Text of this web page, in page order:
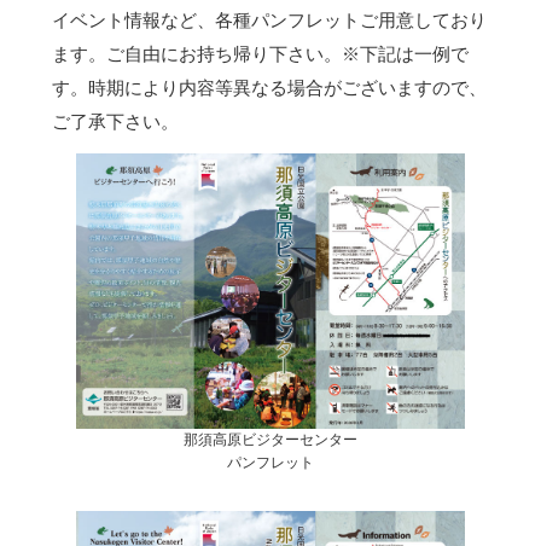
イベント情報など、各種パンフレットご用意しており
ます。ご自由にお持ち帰り下さい。
※下記は一例で
す。時期により内容等異なる場合がございますので、
ご了承下さい。
那須高原ビジターセンター
パンフレット